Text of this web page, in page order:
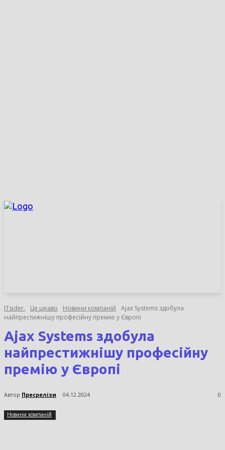
ITsider. Це цікаво Новини компаній
Ajax Systems здобула
найпрестижнішу професійну премію у Європі
Ajax Systems здобула
найпрестижнішу професійну
премію у Європі
Автор Пресрелізи 04.12.2024 0
Новини компаній